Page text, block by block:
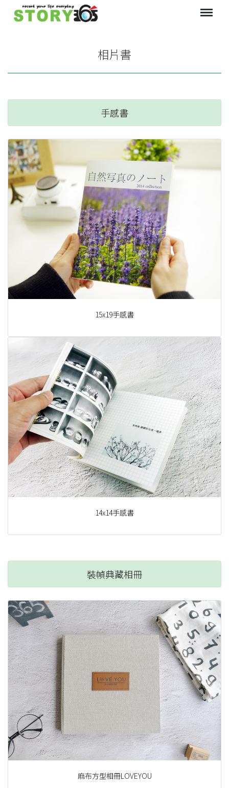
相片書
手感書
15x19手感書
14x14手感書
裝幀典藏相冊
麻布方型相冊LOVEYOU